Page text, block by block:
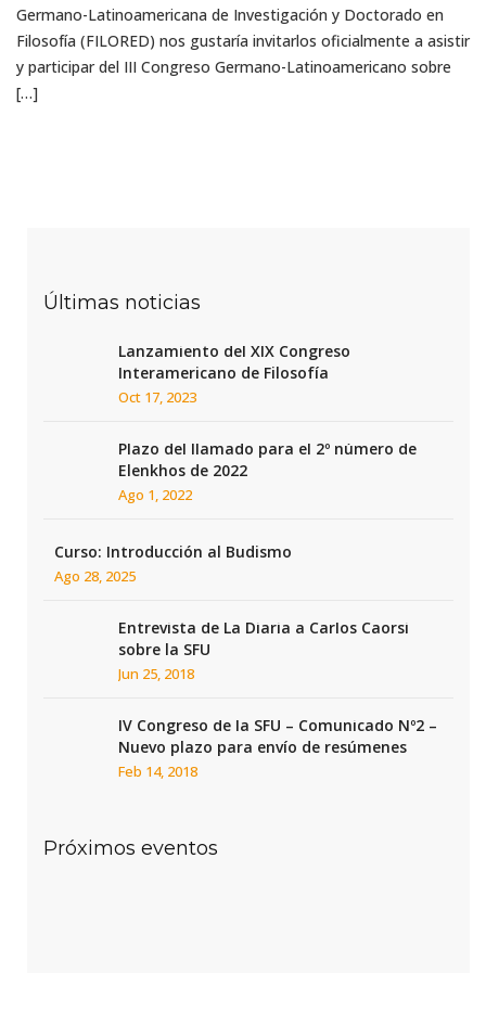
Germano-Latinoamericana de Investigación y Doctorado en
Filosofía (FILORED) nos gustaría invitarlos oficialmente a asistir
y participar del III Congreso Germano-Latinoamericano sobre
[…]
Últimas noticias
Lanzamiento del XIX Congreso
Interamericano de Filosofía
Oct 17, 2023
Plazo del llamado para el 2º número de
Elenkhos de 2022
Ago 1, 2022
Curso: Introducción al Budismo
Ago 28, 2025
Entrevista de La Diaria a Carlos Caorsi
sobre la SFU
Jun 25, 2018
IV Congreso de la SFU – Comunicado Nº2 –
Nuevo plazo para envío de resúmenes
Feb 14, 2018
Próximos eventos